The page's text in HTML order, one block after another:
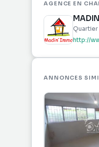
AGENCE EN
http://
ANNONCES